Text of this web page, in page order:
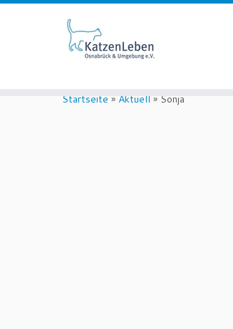
Startseite » Aktuell » Sonja